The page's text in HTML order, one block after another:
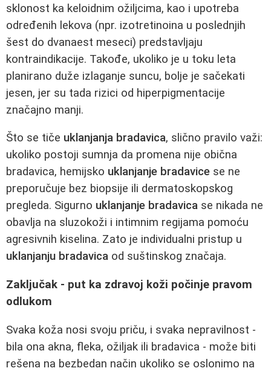
sklonost ka keloidnim ožiljcima, kao i upotreba
određenih lekova (npr. izotretinoina u poslednjih
šest do dvanaest meseci) predstavljaju
kontraindikacije. Takođe, ukoliko je u toku leta
planirano duže izlaganje suncu, bolje je sačekati
jesen, jer su tada rizici od hiperpigmentacije
značajno manji.
Što se tiče uklanjanja bradavica, slično pravilo važi:
ukoliko postoji sumnja da promena nije obična
bradavica, hemijsko uklanjanje bradavice se ne
preporučuje bez biopsije ili dermatoskopskog
pregleda. Sigurno uklanjanje bradavica se nikada ne
obavlja na sluzokoži i intimnim regijama pomoću
agresivnih kiselina. Zato je individualni pristup u
uklanjanju bradavica od suštinskog značaja.
Zaključak - put ka zdravoj koži počinje pravom
odlukom
Svaka koža nosi svoju priču, i svaka nepravilnost -
bila ona akna, fleka, ožiljak ili bradavica - može biti
rešena na bezbedan način ukoliko se oslonimo na